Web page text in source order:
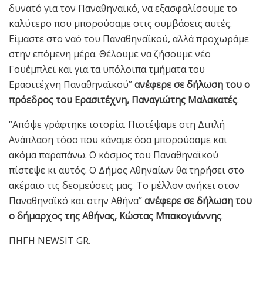
δυνατό για τον Παναθηναϊκό, να εξασφαλίσουμε το
καλύτερο που μπορούσαμε στις συμβάσεις αυτές.
Είμαστε στο ναό του Παναθηναϊκού, αλλά προχωράμε
στην επόμενη μέρα. Θέλουμε να ζήσουμε νέο
Γουέμπλεϊ και για τα υπόλοιπα τμήματα του
Ερασιτέχνη Παναθηναϊκού”ανέφερε σε δήλωση του ο
πρόεδρος του Ερασιτέχνη, Παναγιώτης Μαλακατές.
“Απόψε γράφτηκε ιστορία. Πιστέψαμε στη Διπλή
Ανάπλαση τόσο που κάναμε όσα μπορούσαμε και
ακόμα παραπάνω. Ο κόσμος του Παναθηναϊκού
πίστεψε κι αυτός. Ο Δήμος Αθηναίων θα τηρήσει στο
ακέραιο τις δεσμεύσεις μας. Το μέλλον ανήκει στον
Παναθηναϊκό και στην Αθήνα”ανέφερε σε δήλωση του
ο δήμαρχος της Αθήνας, Κώστας Μπακογιάννης.
ΠΗΓΗ NEWSIT GR.